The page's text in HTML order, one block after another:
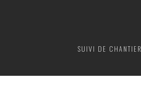
SUIVI DE CHANTIER